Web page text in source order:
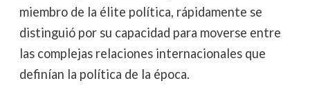
miembro de la élite política, rápidamente se
distinguió por su capacidad para moverse entre
las complejas relaciones internacionales que
definían la política de la época.